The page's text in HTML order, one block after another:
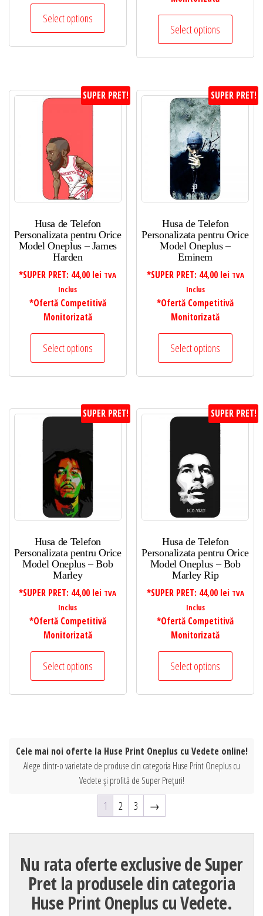
Select options
Select options
SUPER PRET!
Husa de Telefon
Personalizata pentru Orice
Model Oneplus – James
Harden
*SUPER PRET: 44,00 lei TVA
Inclus
*Ofertă Competitivă
Monitorizată
Select options
SUPER PRET!
Husa de Telefon
Personalizata pentru Orice
Model Oneplus –
Eminem
*SUPER PRET: 44,00 lei TVA
Inclus
*Ofertă Competitivă
Monitorizată
Select options
SUPER PRET!
Husa de Telefon
Personalizata pentru Orice
Model Oneplus – Bob
Marley
*SUPER PRET: 44,00 lei TVA
Inclus
*Ofertă Competitivă
Monitorizată
Select options
SUPER PRET!
Husa de Telefon
Personalizata pentru Orice
Model Oneplus – Bob
Marley Rip
*SUPER PRET: 44,00 lei TVA
Inclus
*Ofertă Competitivă
Monitorizată
Select options
Cele mai noi oferte la Huse Print Oneplus cu Vedete online!
Alege dintr-o varietate de produse din categoria Huse Print Oneplus cu
Vedete și profită de Super Prețuri!
1 2 3 →
Nu rata oferte exclusive de Super
Pret la produsele din categoria
Huse Print Oneplus cu Vedete.